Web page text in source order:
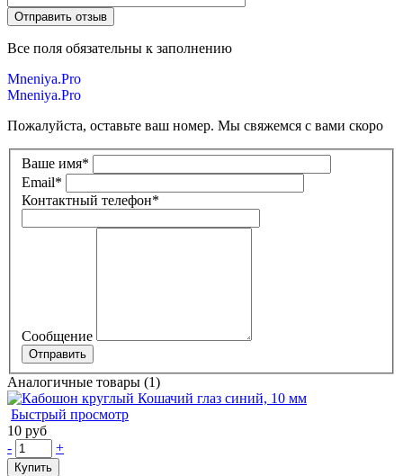
Все поля обязательны к заполнению
Mneniya.Pro
Mneniya.Pro
Пожалуйста, оставьте ваш номер. Мы свяжемся с вами скоро
Ваше имя*
Email*
Контактный телефон*
Сообщение
Аналогичные товары (1)
Быстрый просмотр
10 руб
-
+
Купить